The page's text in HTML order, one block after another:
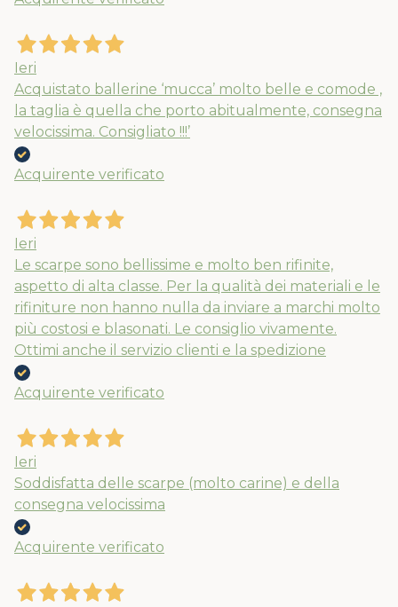
Ieri
Acquistato ballerine ‘mucca’ molto belle e comode ,
la taglia è quella che porto abitualmente, consegna
velocissima. Consigliato !!!’
Acquirente verificato
Ieri
Le scarpe sono bellissime e molto ben rifinite,
aspetto di alta classe. Per la qualità dei materiali e le
rifiniture non hanno nulla da inviare a marchi molto
più costosi e blasonati. Le consiglio vivamente.
Ottimi anche il servizio clienti e la spedizione
Acquirente verificato
Ieri
Soddisfatta delle scarpe (molto carine) e della
consegna velocissima
Acquirente verificato
Nuovi ribassi fino al 70%
chiusura solo per gli ordini effettuati
entro il 5/08
APPROFITTANE ORA